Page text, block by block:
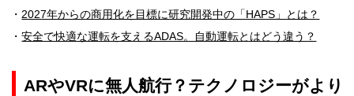
・ 2027年からの商用化を目標に研究開発中の「HAPS」とは？
・安全で快適な運転を支えるADAS。自動運転とはどう違う？
ARやVRに無人航行？テクノロジーがより